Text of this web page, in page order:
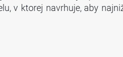
v ktorej navrhuje, aby